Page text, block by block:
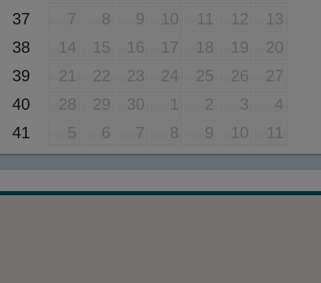
37
7 8 9 10 11 12
13
38
14 15 16 17 18 19
20
39
21 22 23 24 25 26
27
40
28 29 30 1 2 3
4
41
5 6 7 8 9 10 11